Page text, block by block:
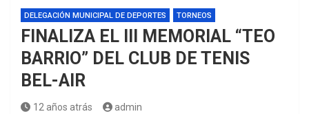
DELEGACIÓN MUNICIPAL DE DEPORTES TORNEOS
FINALIZA EL III MEMORIAL “TEO
BARRIO” DEL CLUB DE TENIS
BEL-AIR
12 años atrás admin